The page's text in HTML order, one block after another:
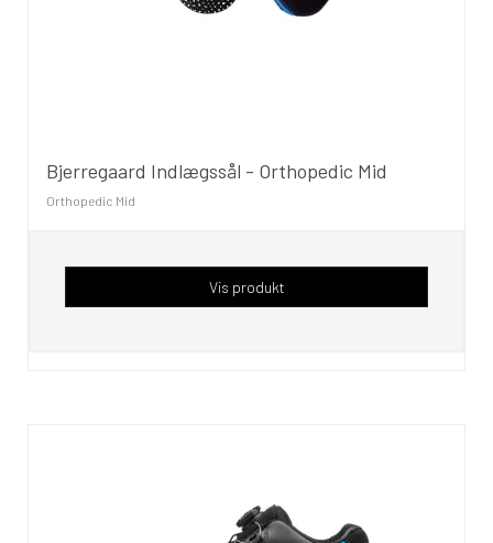
Bjerregaard Indlægssål - Orthopedic Mid
Orthopedic Mid
Vis produkt